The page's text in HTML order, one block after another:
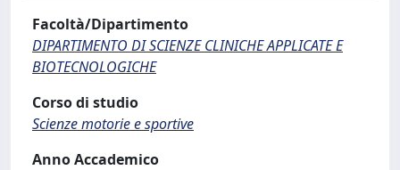
Facoltà/Dipartimento
DIPARTIMENTO DI SCIENZE CLINICHE APPLICATE E
BIOTECNOLOGICHE
Corso di studio
Scienze motorie e sportive
Anno Accademico